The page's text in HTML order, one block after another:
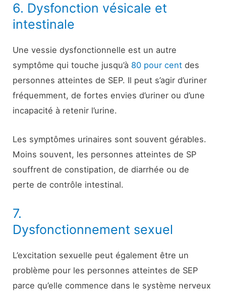
6. Dysfonction vésicale et
intestinale
Une vessie dysfonctionnelle est un autre
symptôme qui touche jusqu’à 80 pour cent des
personnes atteintes de SEP. Il peut s’agir d’uriner
fréquemment, de fortes envies d’uriner ou d’une
incapacité à retenir l’urine.
Les symptômes urinaires sont souvent gérables.
Moins souvent, les personnes atteintes de SP
souffrent de constipation, de diarrhée ou de
perte de contrôle intestinal.
7.
Dysfonctionnement sexuel
L’excitation sexuelle peut également être un
problème pour les personnes atteintes de SEP
parce qu’elle commence dans le système nerveux